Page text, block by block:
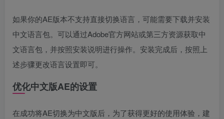
如果你的AE版本不支持直接切换语言，可能需要下载并安装
中文语言包。可以通过Adobe官方网站或第三方资源获取中
文语言包，并按照安装说明进行操作。安装完成后，按照上
述步骤更改语言设置即可。
优化中文版AE的设置
在成功将AE切换为中文版后，为了获得更好的使用体验，建